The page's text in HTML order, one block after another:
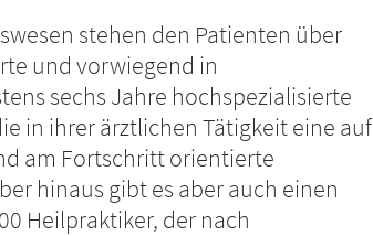
stehen den Patienten über
und vorwiegend in
sechs Jahre hochspezialisierte
in ihrer ärztlichen Tätigkeit eine auf
am Fortschritt orientierte
hinaus gibt es aber auch einen
Heilpraktiker, der nach